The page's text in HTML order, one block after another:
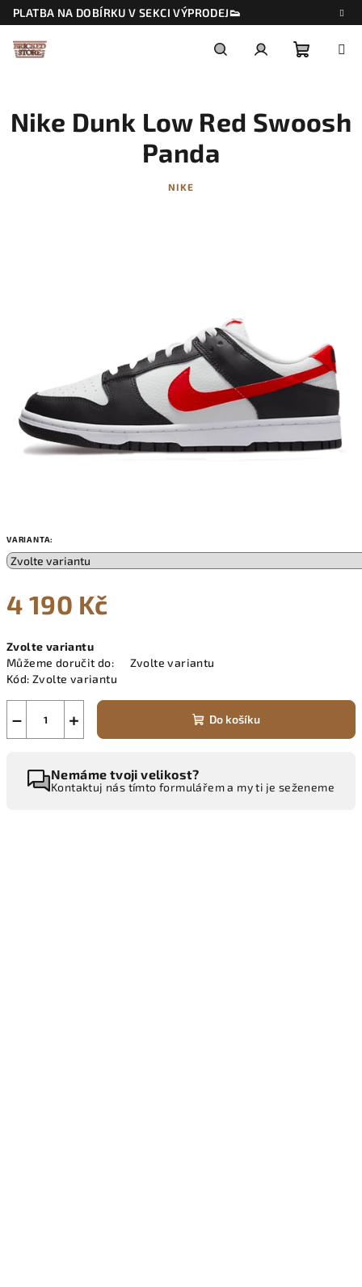
Přejít
na
obsah
PLATBA NA DOBÍRKU V SEKCI VÝPRODEJ👟
košík
VARIANTA:
4 190 Kč
cena:
Zvolte variantu
Můžeme doručit do:
Zvolte variantu
Kód: Zvolte variantu
+
− Do košíku
Nemáme tvoji velikost?
Kontaktuj nás tímto formulářem a my ti je seženeme
Nike Dunk Low Red Swoosh
Panda
NIKE